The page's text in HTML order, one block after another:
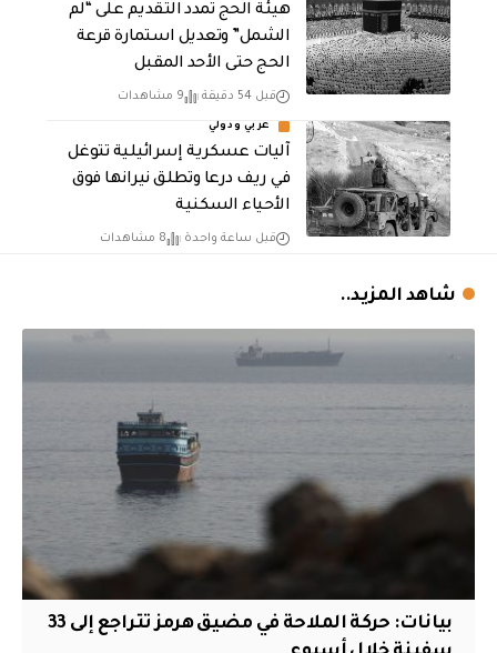
هيئة الحج تمدد التقديم على “لم
الشمل” وتعديل استمارة قرعة
الحج حتى الأحد المقبل
قبل 54 دقيقة 9 مشاهدات
عربي ودولي
آليات عسكرية إسرائيلية تتوغل
في ريف درعا وتطلق نيرانها فوق
الأحياء السكنية
قبل ساعة واحدة 8 مشاهدات
شاهد المزيد..
بيانات: حركة الملاحة في مضيق هرمز تتراجع إلى 33